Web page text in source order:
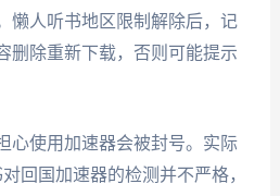
懒人听书地区限制解除后，记
删除重新下载，否则可能提示
心使用加速器会被封号。实际
回国加速器的检测并不严格，